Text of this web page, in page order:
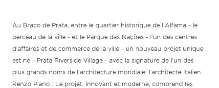
Au Braço de Prata, entre le quartier historique de l'Alfama - le
berceau de la ville - et le Parque das Nações - l'un des centres
d'affaires et de commerce de la ville - un nouveau projet unique
est né - Prata Riverside Village - avec la signature de l'un des
plus grands noms de l'architecture mondiale, l'architecte italien
Renzo Piano : Le projet, innovant et moderne, comprend les